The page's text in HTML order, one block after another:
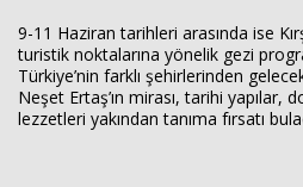
9-11 Haziran tarihleri arasında ise
turistik noktalarına yönelik gezi
Türkiye’nin farklı şehirlerinden
Neşet Ertaş’ın mirası, tarihi yapılar,
lezzetleri yakından tanıma fırsatı